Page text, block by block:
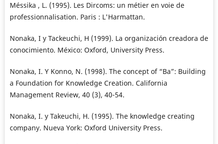
Méssika , L. (1995). Les Dircoms: un métier en voie de
professionnalisation. Paris : L'Harmattan.
Nonaka, I y Tackeuchi, H (1999). La organización creadora de
conocimiento. México: Oxford, University Press.
Nonaka, I. Y Konno, N. (1998). The concept of “Ba”: Building
a Foundation for Knowledge Creation. California
Management Review, 40 (3), 40-54.
Nonaka, I. y Takeuchi, H. (1995). The knowledge creating
company. Nueva York: Oxford University Press.